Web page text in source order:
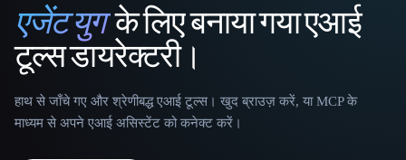
That AI Collection
एजेंट युगके लिए बनाया गया एआई
टूल्स डायरेक्टरी।
हाथ से जाँचे गए और श्रेणीबद्ध एआई टूल्स। खुद ब्राउज़ करें, या MCP के
माध्यम से अपने एआई असिस्टेंट को कनेक्ट करें।